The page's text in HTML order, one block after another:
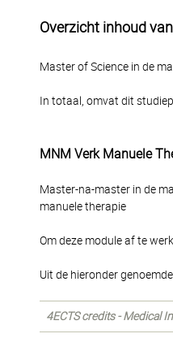
Overzicht inhoud
Master of Science in de
In totaal, omvat dit
MNM Verk Manuele
Master-na-master in de
manuele therapie
Om deze module af te
Uit de hieronder
4ECTS credits - Medical